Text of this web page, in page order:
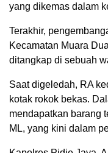
yang dikemas dalam
Terakhir,
Kecamatan Muara
ditangkap di sebuah
Saat digeledah, RA
kotak rokok bekas.
mendapatkan barang
ML, yang kini dalam